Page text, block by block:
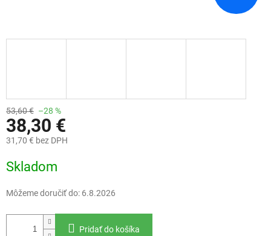
53,60 € –28 %
38,30 €
31,70 € bez DPH
cena:
Skladom
Môžeme doručiť do: 6.8.2026
Pridať do košíka